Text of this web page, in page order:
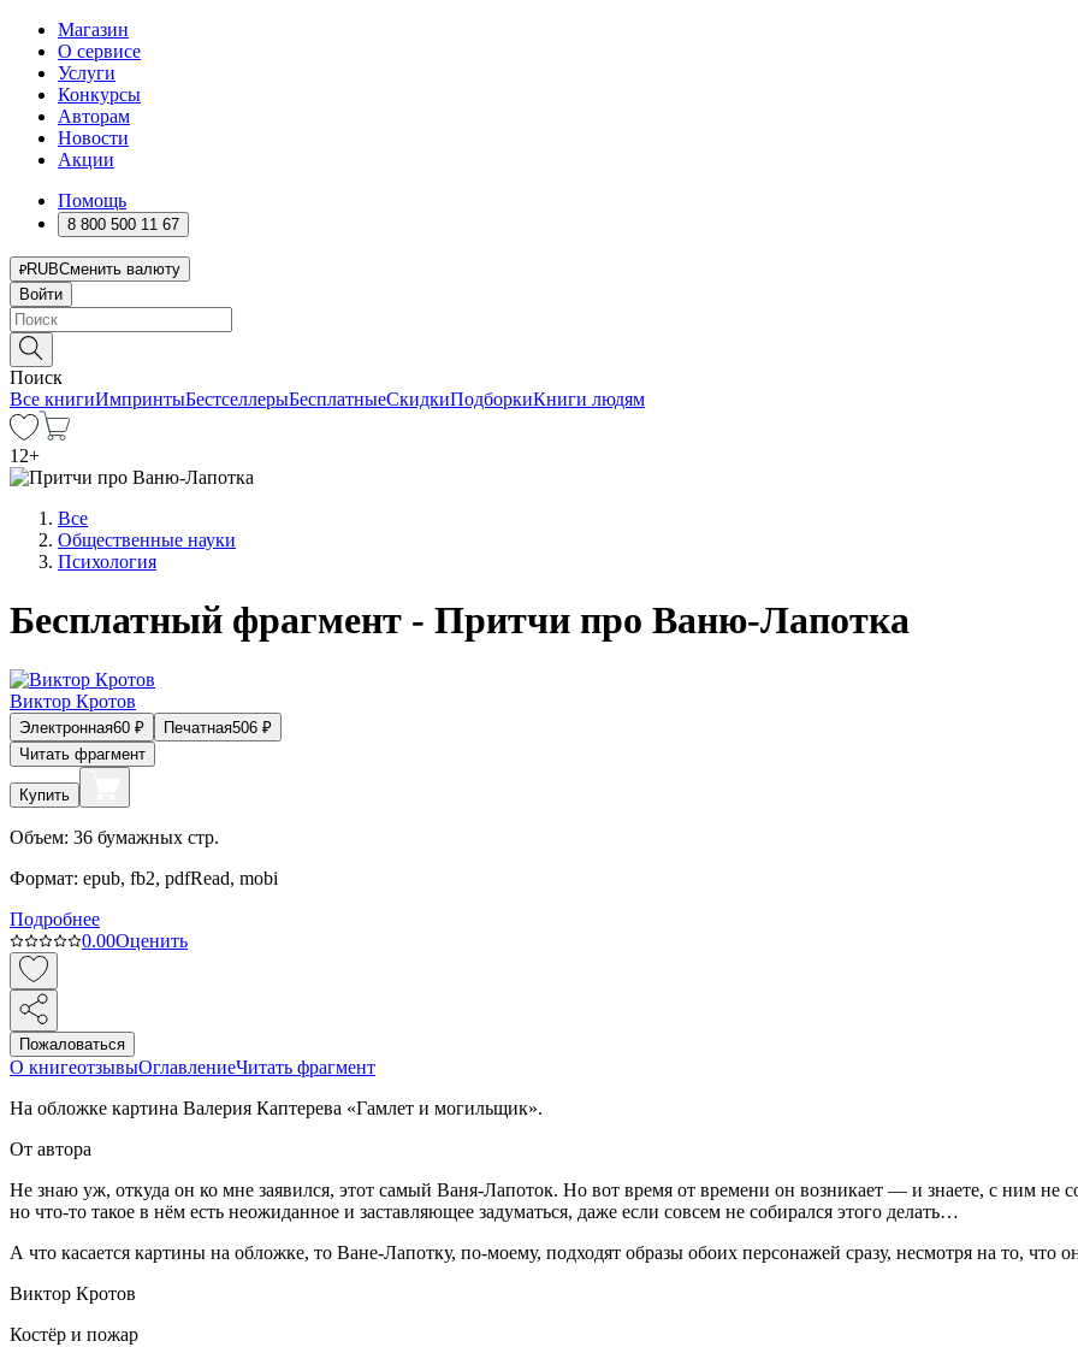
Магазин
О сервисе
Услуги
Конкурсы
Авторам
Новости
Акции
Помощь
8 800 500 11 67
RUBСменить валюту
Войти
Поиск
Все книгиИмпринтыБестселлерыБесплатныеСкидкиПодборкиКниги людям
12+
Все
Общественные науки
Психология
Бесплатный фрагмент - Притчи про Ваню-Лапотка
Виктор Кротов
Электронная60 ₽ Печатная506 ₽
Читать фрагмент
Купить
Объем: 36 бумажных стр.
Формат: epub, fb2, pdfRead, mobi
Подробнее
0.00Оценить
Пожаловаться
О книгеотзывыОглавлениеЧитать фрагмент
На обложке картина Валерия Каптерева «Гамлет и могильщик».
От автора
Не знаю уж, откуда он ко мне заявился, этот самый Ваня-Лапоток. Но вот время от времени он возникает — и знаете, с ним не
но что-то такое в нём есть неожиданное и заставляющее задуматься, даже если совсем не собирался этого делать…
А что касается картины на обложке, то Ване-Лапотку, по-моему, подходят образы обоих персонажей сразу, несмотря на то, что
Виктор Кротов
Костёр и пожар